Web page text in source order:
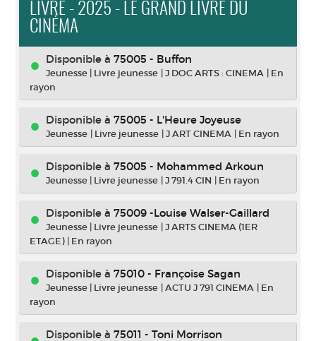
LIVRE - 2025 - LE GRAND LIVRE DU
CINÉMA
Disponible à 75005 - Buffon
Jeunesse | Livre jeunesse |J DOC ARTS : CINEMA | En
rayon
Disponible à 75005 - L'Heure Joyeuse
Jeunesse | Livre jeunesse |J ART CINEMA | En rayon
Disponible à 75005 - Mohammed Arkoun
Jeunesse | Livre jeunesse |J 791.4 CIN | En rayon
Disponible à 75009 -Louise Walser-Gaillard
Jeunesse | Livre jeunesse |J ARTS CINEMA (1ER
ETAGE) | En rayon
Disponible à 75010 - Françoise Sagan
Jeunesse | Livre jeunesse |ACTU J 791 CINEMA | En
rayon
Disponible à 75011 - Toni Morrison